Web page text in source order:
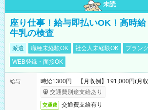
未読
座り仕事！給与即払いOK！高時給
牛乳の検査
派遣 職種未経験OK 社会人未経験OK
ブラン
WEB登録・面接OK
給与
時給1300円 【月収例】191,000円(月
交通費別途支給あり
交通費 交通費支給有り